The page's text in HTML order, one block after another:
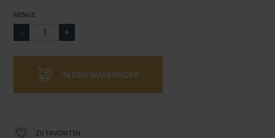
MENGE
IN DEN WARENKORB
ZU FAVORITEN